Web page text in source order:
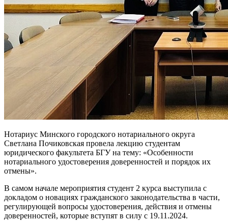
Нотариус Минского городского нотариального округа
Светлана Почиковская провела лекцию студентам
юридического факультета БГУ на тему: «Особенности
нотариального удостоверения доверенностей и порядок их
отмены».
В самом начале мероприятия студент 2 курса выступила с
докладом о новациях гражданского законодательства в части,
регулирующей вопросы удостоверения, действия и отмены
доверенностей, которые вступят в силу с 19.11.2024.